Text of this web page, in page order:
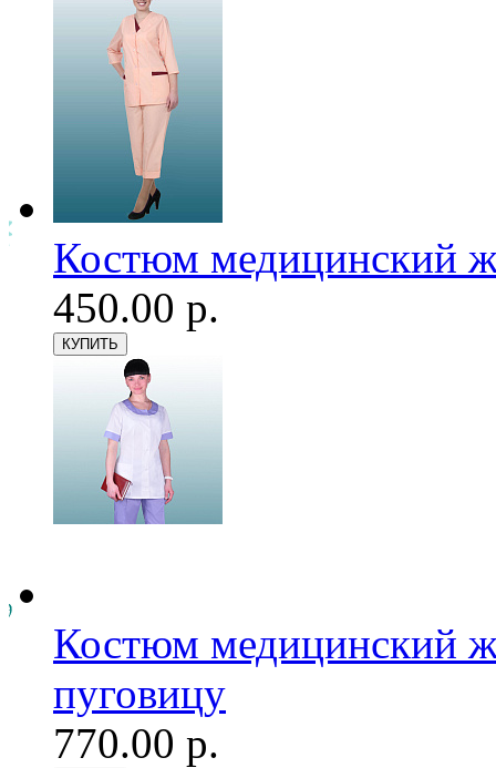
Костюм медицинский
450.00 р.
Костюм медицинский
пуговицу
770.00 р.